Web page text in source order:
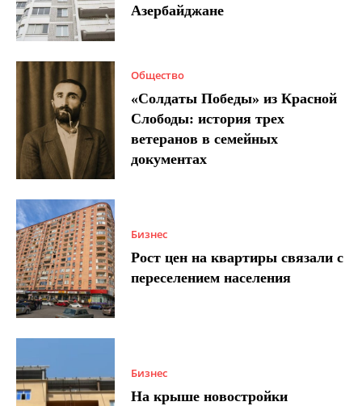
Азербайджане
Общество
«Солдаты Победы» из Красной
Слободы: история трех
ветеранов в семейных
документах
Бизнес
Рост цен на квартиры связали с
переселением населения
Бизнес
На крыше новостройки